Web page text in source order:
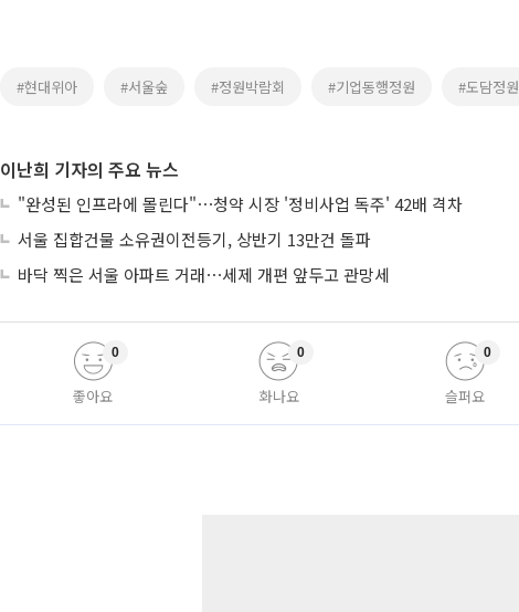
#현대위아 #서울숲 #정원박람회 #기업동행정원 #도담정원
이난희 기자의 주요 뉴스
"완성된 인프라에 몰린다"⋯청약 시장 '정비사업 독주' 42배 격차
서울 집합건물 소유권이전등기, 상반기 13만건 돌파
바닥 찍은 서울 아파트 거래⋯세제 개편 앞두고 관망세
좋아요
0
화나요
0
슬퍼요
0